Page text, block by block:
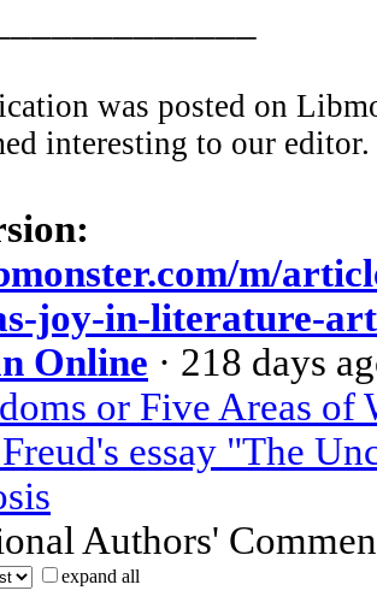
was posted on
interesting to our editor.
m/
joy-in-literature-
Online · 218 days
or Five Areas
essay "The
Authors'
expand all